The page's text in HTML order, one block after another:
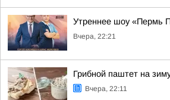
Утреннее шоу «Пермь
Вчера, 22:21
Грибной паштет на
Вчера, 22:11